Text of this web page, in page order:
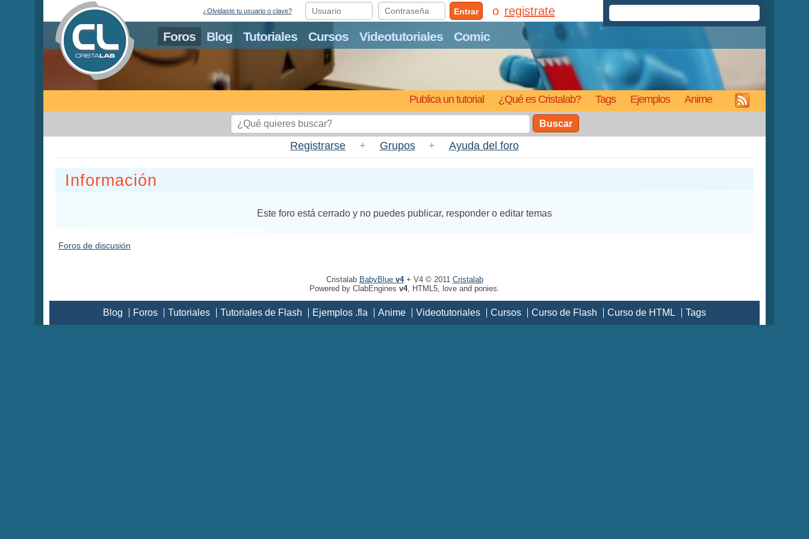
Foros Blog Tutoriales Cursos Videotutoriales Comic
Publica un tutorial ¿Qué es Cristalab? Tags Ejemplos Anime
¿Olvidaste tu usuario o clave? Entrar registrate
Buscar
Registrarse + Grupos + Ayuda del foro
Información
Este foro está cerrado y no puedes publicar, responder o editar temas
Foros de discusión
Cristalab BabyBlue v4+ V4 © 2011 Cristalab
Powered by ClabEngines v4, HTML5, love and ponies.
Blog Foros Tutoriales Tutoriales de Flash Ejemplos .fla Anime Videotutoriales Cursos Curso de Flash Curso de HTML Tags